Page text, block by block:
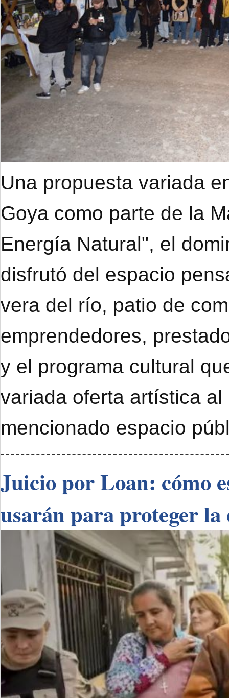
Una propuesta variada
Goya como parte de la
Energía Natural", el
disfrutó del espacio
vera del río, patio de
emprendedores,
y el programa cultural
variada oferta artística
mencionado espacio
Juicio por Loan: cómo
usarán para proteger